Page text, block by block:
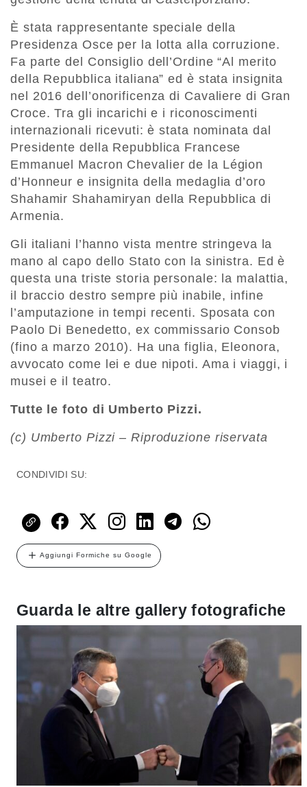
È stata rappresentante speciale della
Presidenza Osce per la lotta alla corruzione.
Fa parte del Consiglio dell’Ordine “Al merito
della Repubblica italiana” ed è stata insignita
nel 2016 dell’onorificenza di Cavaliere di Gran
Croce. Tra gli incarichi e i riconoscimenti
internazionali ricevuti: è stata nominata dal
Presidente della Repubblica Francese
Emmanuel Macron Chevalier de la Légion
d’Honneur e insignita della medaglia d’oro
Shahamir Shahamiryan della Repubblica di
Armenia.
Gli italiani l’hanno vista mentre stringeva la
mano al capo dello Stato con la sinistra. Ed è
questa una triste storia personale: la malattia,
il braccio destro sempre più inabile, infine
l’amputazione in tempi recenti. Sposata con
Paolo Di Benedetto, ex commissario Consob
(fino a marzo 2010). Ha una figlia, Eleonora,
avvocato come lei e due nipoti. Ama i viaggi, i
musei e il teatro.
Tutte le foto di Umberto Pizzi.
(c) Umberto Pizzi – Riproduzione riservata
CONDIVIDI SU:
Aggiungi Formiche su Google
Guarda le altre gallery fotografiche